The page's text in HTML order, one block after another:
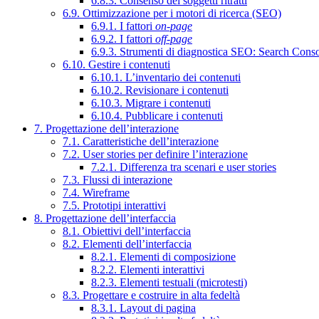
6.9. Ottimizzazione per i motori di ricerca (SEO)
6.9.1. I fattori on-page
6.9.2. I fattori off-page
6.9.3. Strumenti di diagnostica SEO: Search
6.10. Gestire i contenuti
6.10.1. L’inventario dei contenuti
6.10.2. Revisionare i contenuti
6.10.3. Migrare i contenuti
6.10.4. Pubblicare i contenuti
7. Progettazione dell’interazione
7.1. Caratteristiche dell’interazione
7.2. User stories per definire l’interazione
7.2.1. Differenza tra scenari e user stories
7.3. Flussi di interazione
7.4. Wireframe
7.5. Prototipi interattivi
8. Progettazione dell’interfaccia
8.1. Obiettivi dell’interfaccia
8.2. Elementi dell’interfaccia
8.2.1. Elementi di composizione
8.2.2. Elementi interattivi
8.2.3. Elementi testuali (microtesti)
8.3. Progettare e costruire in alta fedeltà
8.3.1. Layout di pagina